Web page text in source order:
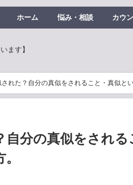
ホーム 悩み・相談 カウ
ます】
された？自分の真似をされること・真似と
自分の真似をされ